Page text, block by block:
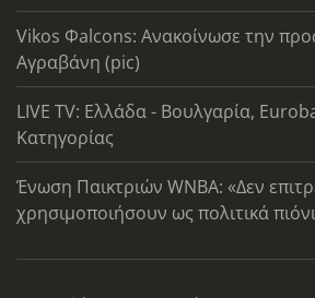
Vikos Φalcons: Ανακοίνωσε την
Αγραβάνη (pic)
LIVE TV: Ελλάδα - Βουλγαρία,
Κατηγορίας
Ένωση Παικτριών WNBA: «Δεν
χρησιμοποιήσουν ως πολιτικά